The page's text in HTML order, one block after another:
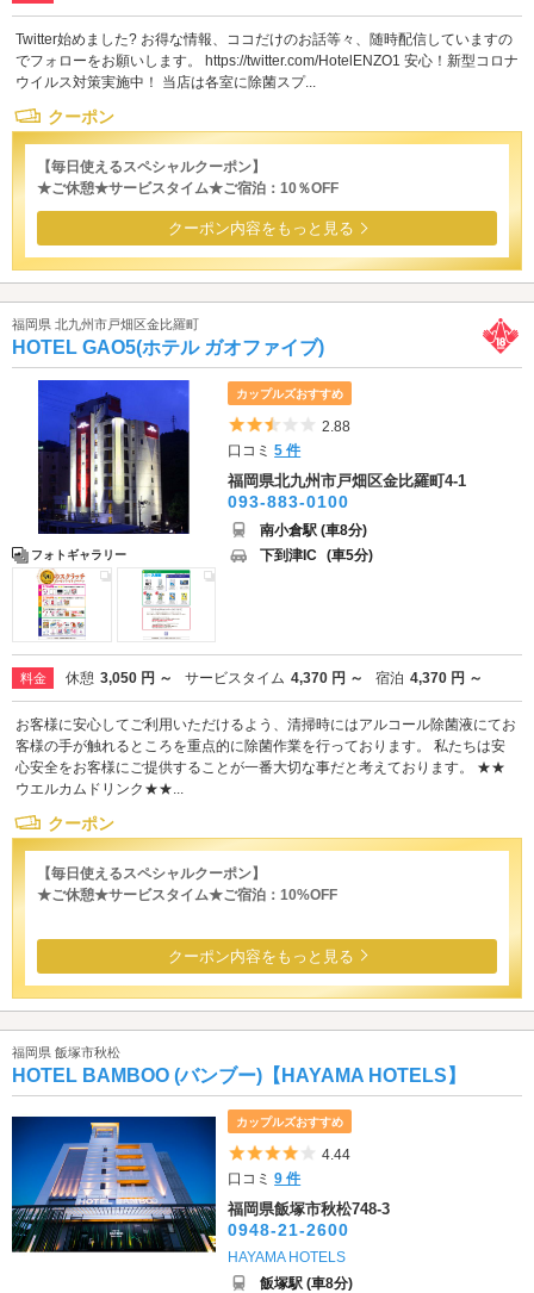
Twitter始めました? お得な情報、ココだけのお話等々、随時配信していますの
でフォローをお願いします。 https://twitter.com/HotelENZO1 安心！新型コロナ
ウイルス対策実施中！ 当店は各室に除菌スプ...
クーポン
【毎日使えるスペシャルクーポン】
★ご休憩★サービスタイム★ご宿泊：10％OFF
クーポン内容をもっと見る
福岡県 北九州市戸畑区金比羅町
HOTEL GAO5(ホテル ガオファイブ)
フォトギャラリー
カップルズおすすめ
5つ星のうち2.5
2.88
口コミ5 件
福岡県北九州市戸畑区金比羅町4-1
093-883-0100
南小倉駅 (車8分)
下到津IC (車5分)
料金 休憩 3,050 円 ～ サービスタイム 4,370 円 ～ 宿泊 4,370 円 ～
お客様に安心してご利用いただけるよう、清掃時にはアルコール除菌液にてお
客様の手が触れるところを重点的に除菌作業を行っております。 私たちは安
心安全をお客様にご提供することが一番大切な事だと考えております。 ★★
ウエルカムドリンク★★...
クーポン
【毎日使えるスペシャルクーポン】
★ご休憩★サービスタイム★ご宿泊：10%OFF
クーポン内容をもっと見る
福岡県 飯塚市秋松
HOTEL BAMBOO (バンブー)【HAYAMA HOTELS】
カップルズおすすめ
5つ星のうち4
4.44
口コミ9 件
福岡県飯塚市秋松748-3
0948-21-2600
HAYAMA HOTELS
飯塚駅 (車8分)